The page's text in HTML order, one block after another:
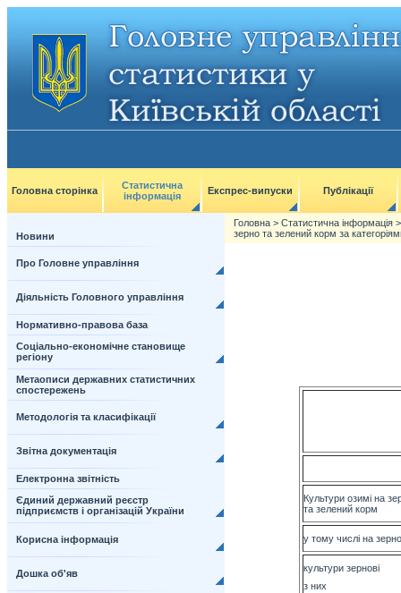
Головна сторінка
Статистична
інформація
Експрес-випуски Публікації
Новини
Про Головне управління
Діяльність Головного управління
Нормативно-правова база
Соціально-економічне становище
регіону
Метаописи державних статистичних
спостережень
Методологія та класифікації
Звітна документація
Електронна звітність
Єдиний державний реєстр
підприємств і організацій України
Корисна інформація
Дошка об'яв
Головна > Статистична інформація
зерно та зелений корм за
Культури озимі на
та зелений корм
у тому числі на зерно
культури зернові
з них